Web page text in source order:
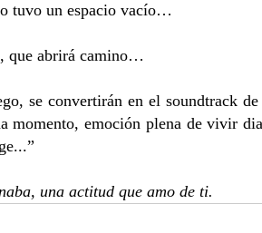
tuvo un espacio vacío…
que abrirá camino…
se convertirán en el soundtrack
momento, emoción plena de vivir
una actitud que amo de ti.